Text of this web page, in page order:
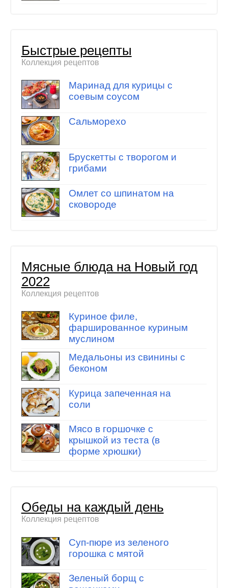
Быстрые рецепты
Коллекция рецептов
Маринад для курицы с
соевым соусом
Сальморехо
Брускетты с творогом и
грибами
Омлет со шпинатом на
сковороде
Мясные блюда на Новый год
2022
Коллекция рецептов
Куриное филе,
фаршированное куриным
муслином
Медальоны из свинины с
беконом
Курица запеченная на
соли
Мясо в горшочке с
крышкой из теста (в
форме хрюшки)
Обеды на каждый день
Коллекция рецептов
Суп-пюре из зеленого
горошка с мятой
Зеленый борщ с